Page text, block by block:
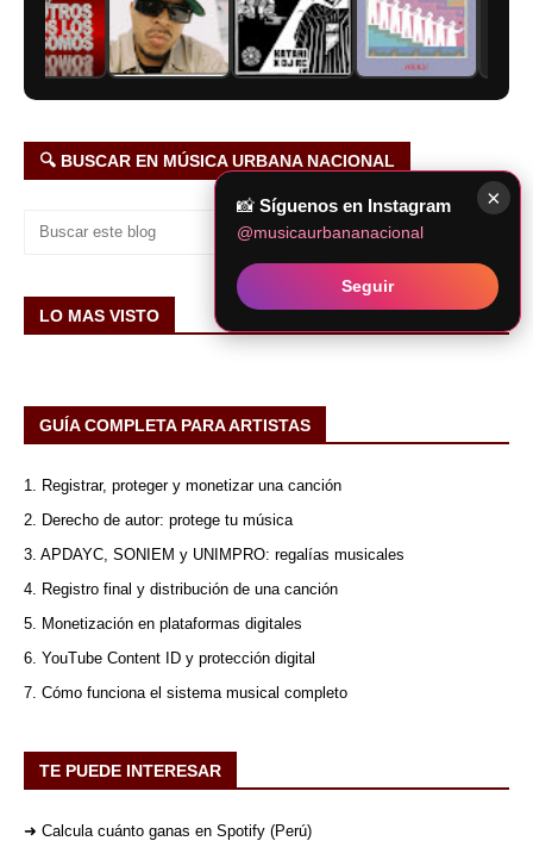
🔍 BUSCAR EN MÚSICA URBANA NACIONAL
LO MAS VISTO
GUÍA COMPLETA PARA ARTISTAS
1. Registrar, proteger y monetizar una canción
2. Derecho de autor: protege tu música
3. APDAYC, SONIEM y UNIMPRO: regalías musicales
4. Registro final y distribución de una canción
5. Monetización en plataformas digitales
6. YouTube Content ID y protección digital
7. Cómo funciona el sistema musical completo
TE PUEDE INTERESAR
➜ Calcula cuánto ganas en Spotify (Perú)
×
📸 Síguenos en Instagram
@musicaurbananacional
Seguir